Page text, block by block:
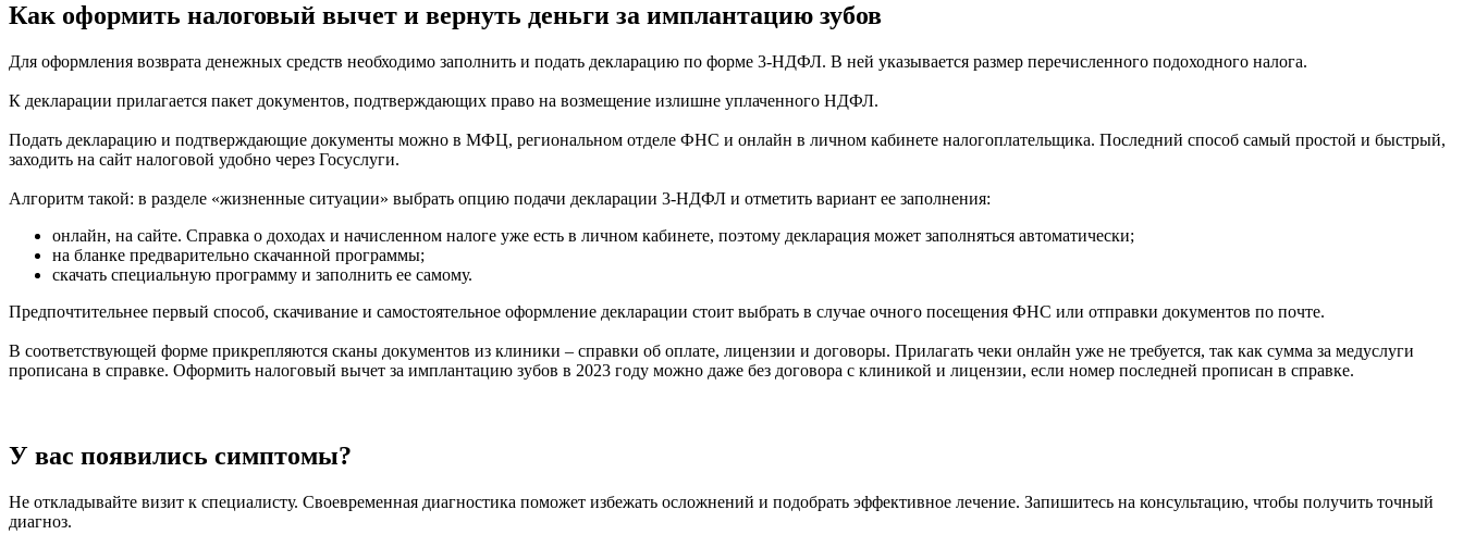
Как оформить налоговый вычет и вернуть деньги за имплантацию зубов
Для оформления возврата денежных средств необходимо заполнить и подать декларацию по форме 3-НДФЛ. В ней указывается размер перечисленного подоходного налога.
К декларации прилагается пакет документов, подтверждающих право на возмещение излишне уплаченного НДФЛ.
Подать декларацию и подтверждающие документы можно в МФЦ, региональном отделе ФНС и онлайн в личном кабинете налогоплательщика. Последний способ самый простой и быстрый,
заходить на сайт налоговой удобно через Госуслуги.
Алгоритм такой: в разделе «жизненные ситуации» выбрать опцию подачи декларации 3-НДФЛ и отметить вариант ее заполнения:
онлайн, на сайте. Справка о доходах и начисленном налоге уже есть в личном кабинете, поэтому декларация может заполняться автоматически;
на бланке предварительно скачанной программы;
скачать специальную программу и заполнить ее самому.
Предпочтительнее первый способ, скачивание и самостоятельное оформление декларации стоит выбрать в случае очного посещения ФНС или отправки документов по почте.
В соответствующей форме прикрепляются сканы документов из клиники – справки об оплате, лицензии и договоры. Прилагать чеки онлайн уже не требуется, так как сумма за медуслуги
прописана в справке. Оформить налоговый вычет за имплантацию зубов в 2023 году можно даже без договора с клиникой и лицензии, если номер последней прописан в справке.
У вас появились симптомы?
Не откладывайте визит к специалисту. Своевременная диагностика поможет избежать осложнений и подобрать эффективное лечение. Запишитесь на консультацию, чтобы получить точный
диагноз.